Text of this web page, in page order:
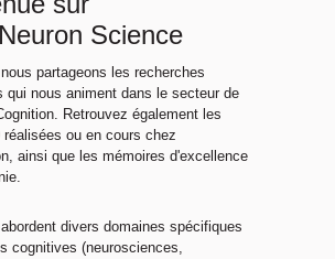
Science
partageons les recherches
qui nous animent dans le secteur de
Retrouvez également les
réalisées ou en cours chez
ainsi que les mémoires d'excellence
divers domaines spécifiques
cognitives (neurosciences,